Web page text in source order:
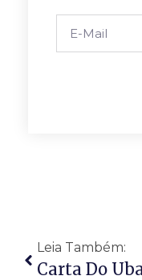
Leia Também: